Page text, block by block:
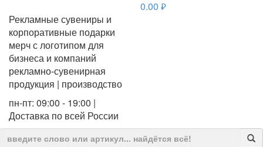
Рекламные сувениры и
корпоративные подарки
мерч с логотипом для
бизнеса и компаний
рекламно-сувенирная
продукция | производство
пн-пт: 09:00 - 19:00 |
Доставка по всей России
0.00 руб.